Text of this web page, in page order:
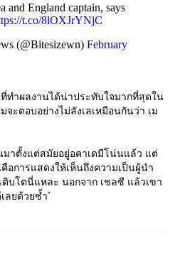
and England captain, says
t.co/8lOXJrYNjC
(@Bitesizewn) February
ทำผลงานได้น่าประทับใจมากที่สุดใน
ะตอบอย่างไม่ลังเลเหมือนกันว่า เม
มาตั้งแต่สมัยอยู่อคาเดมีโน่นแล้ว แต่
อการแสดงให้เห็นถึงความเป็นผู้นำ
บโตนี่แหละ นอกจาก เชลซี แล้วเขา
ลยด้วยซ้ำ"